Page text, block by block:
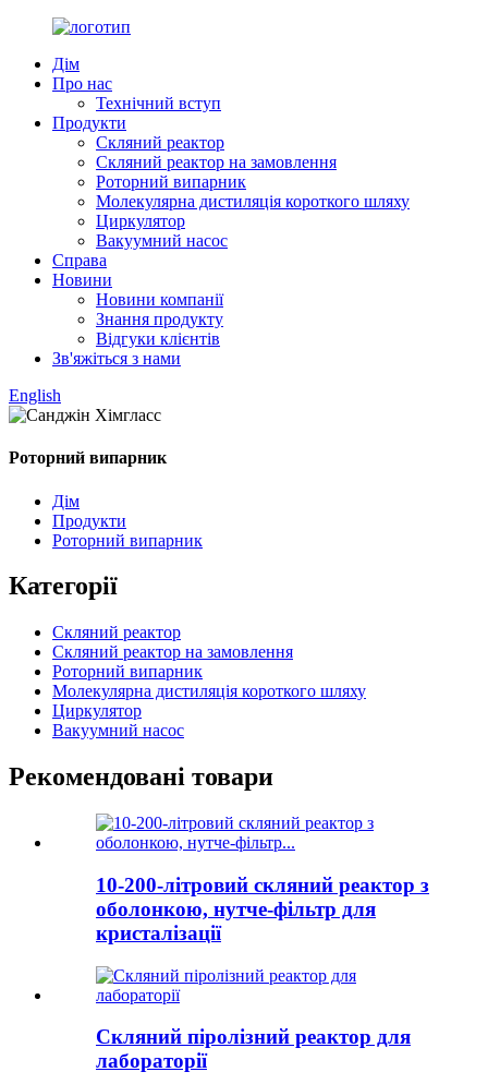
Дім
Про нас
Технічний вступ
Продукти
Скляний реактор
Скляний реактор на замовлення
Роторний випарник
Молекулярна дистиляція короткого шляху
Циркулятор
Вакуумний насос
Справа
Новини
Новини компанії
Знання продукту
Відгуки клієнтів
Зв'яжіться з нами
English
Роторний випарник
Дім
Продукти
Роторний випарник
Категорії
Скляний реактор
Скляний реактор на замовлення
Роторний випарник
Молекулярна дистиляція короткого шляху
Циркулятор
Вакуумний насос
Рекомендовані товари
10-200-літровий скляний реактор з
оболонкою, нутче-фільтр для
кристалізації
Скляний піролізний реактор для
лабораторії